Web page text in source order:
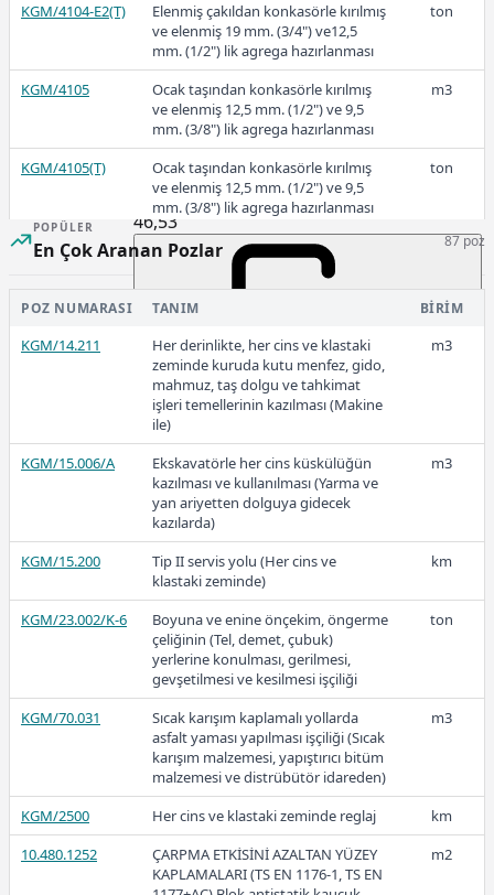
2020
53,53
2019
46,53
37,71
2017
33,69
30,21
KGM/4104-E2(T)
Elenmiş çakıldan konkasörle kırılmış
ve elenmiş 19 mm. (3/4") ve12,5
mm. (1/2") lik agrega hazırlanması
ton
KGM/4105
Ocak taşından konkasörle kırılmış
ve elenmiş 12,5 mm. (1/2") ve 9,5
mm. (3/8") lik agrega hazırlanması
m3
KGM/4105(T)
Ocak taşından konkasörle kırılmış
ve elenmiş 12,5 mm. (1/2") ve 9,5
mm. (3/8") lik agrega hazırlanması
ton
KGM/4105-S
Sert taştan konkasörle kırılmış ve
elenmiş 12,5 mm. (1/2") ve 9,5 mm.
(3/8") lik agrega hazırlanması
m3
elenmiş 12,5 mm. (1/2") ve 9,5 mm.
(3/8") lik agrega hazırlanması
Kazı taşından konkasörle kırılmış ve
elenmiş 12,5 mm. (1/2") ve 9,5 mm.
(3/8") lik agrega hazırlanması
Kazı taşından konkasörle kırılmış ve
elenmiş 12,5 mm. (1/2") ve 9,5 mm.
(3/8") lik agrega hazırlanması
POPÜLER
En Çok Aranan Pozlar 87 poz
POZ NUMARASI TANIM BIRIM
KGM/14.211
Her derinlikte, her cins ve klastaki
zeminde kuruda kutu menfez, gido,
mahmuz, taş dolgu ve tahkimat
işleri temellerinin kazılması (Makine
ile)
m3
KGM/15.006/A
Ekskavatörle her cins küskülüğün
kazılması ve kullanılması (Yarma ve
yan ariyetten dolguya gidecek
kazılarda)
m3
KGM/15.200
Tip II servis yolu (Her cins ve
klastaki zeminde)
km
KGM/23.002/K-6
Boyuna ve enine önçekim, öngerme
çeliğinin (Tel, demet, çubuk)
yerlerine konulması, gerilmesi,
gevşetilmesi ve kesilmesi işçiliği
ton
KGM/70.031
Sıcak karışım kaplamalı yollarda
asfalt yaması yapılması işçiliği (Sıcak
karışım malzemesi, yapıştırıcı bitüm
malzemesi ve distrübütör idareden)
m3
KGM/2500 Her cins ve klastaki zeminde reglaj
km
10.480.1252
ÇARPMA ETKİSİNİ AZALTAN YÜZEY
KAPLAMALARI (TS EN 1176-1, TS EN
m2